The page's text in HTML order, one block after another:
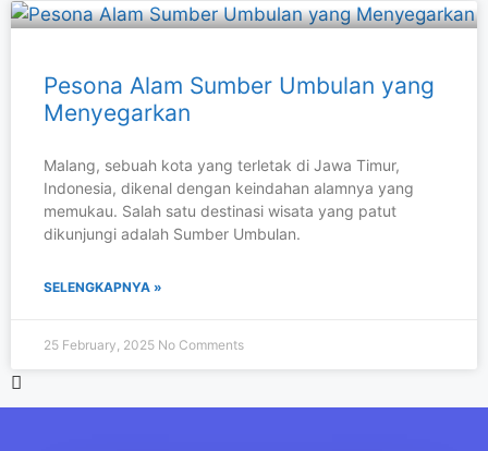
Pesona Alam Sumber Umbulan yang
Menyegarkan
Malang, sebuah kota yang terletak di Jawa Timur,
Indonesia, dikenal dengan keindahan alamnya yang
memukau. Salah satu destinasi wisata yang patut
dikunjungi adalah Sumber Umbulan.
SELENGKAPNYA »
25 February, 2025 No Comments